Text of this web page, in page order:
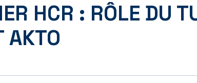
HCR : RÔLE DU
AKTO